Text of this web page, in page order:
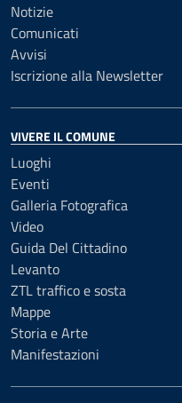
Notizie
Comunicati
Avvisi
Iscrizione alla Newsletter
VIVERE IL COMUNE
Luoghi
Eventi
Galleria Fotografica
Video
Guida Del Cittadino
Levanto
ZTL traffico e sosta
Mappe
Storia e Arte
Manifestazioni